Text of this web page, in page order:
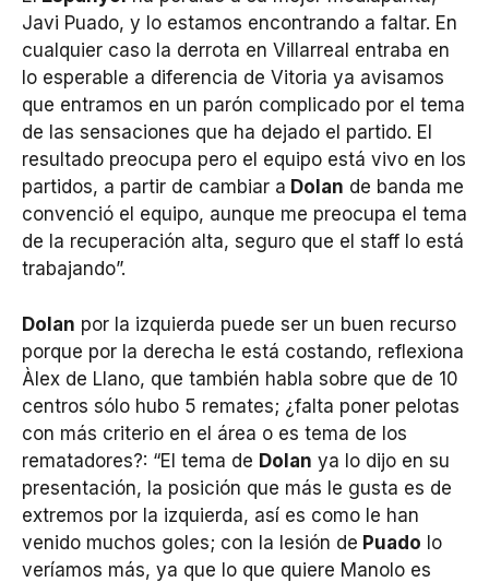
Javi Puado, y lo estamos encontrando a faltar. En
cualquier caso la derrota en Villarreal entraba en
lo esperable a diferencia de Vitoria ya avisamos
que entramos en un parón complicado por el tema
de las sensaciones que ha dejado el partido. El
resultado preocupa pero el equipo está vivo en los
partidos, a partir de cambiar a Dolan de banda me
convenció el equipo, aunque me preocupa el tema
de la recuperación alta, seguro que el staff lo está
trabajando”.
Dolan por la izquierda puede ser un buen recurso
porque por la derecha le está costando, reflexiona
Àlex de Llano, que también habla sobre que de 10
centros sólo hubo 5 remates; ¿falta poner pelotas
con más criterio en el área o es tema de los
rematadores?: “El tema de Dolan ya lo dijo en su
presentación, la posición que más le gusta es de
extremos por la izquierda, así es como le han
venido muchos goles; con la lesión de Puado lo
veríamos más, ya que lo que quiere Manolo es